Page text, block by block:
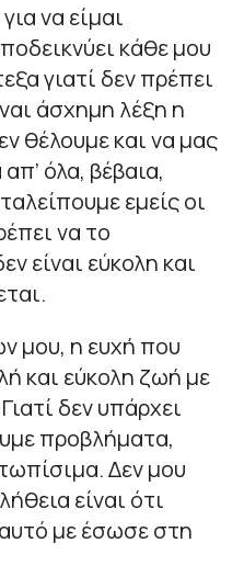
να είμαι
κάθε μου
γιατί δεν πρέπει
άσχημη λέξη η
θέλουμε και να μας
όλα, βέβαια,
εμείς οι
να το
είναι εύκολη και
μου, η ευχή που
και εύκολη ζωή με
δεν υπάρχει
προβλήματα,
Δεν μου
είναι ότι
με έσωσε στη